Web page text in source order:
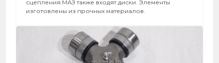
сцепления МАЗ также входят диски. Элементы
изготовлены из прочных материалов.